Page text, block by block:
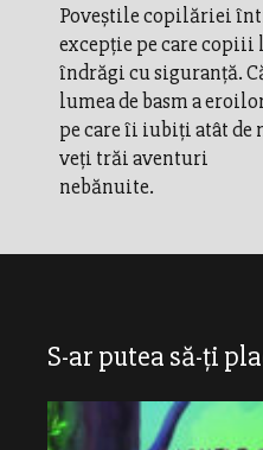
Poveştile copilăriei
excepţie pe care copiii
îndrăgi cu siguranţă.
lumea de basm a
pe care îi iubiţi atât de
veţi trăi aventuri
nebănuite.
S-ar putea să-ți